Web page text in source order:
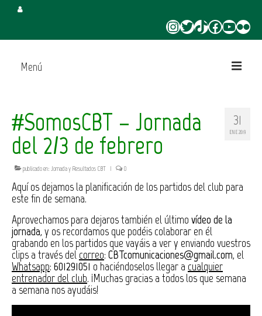
Instagram
Twitter
TikTokFacebook
YouTube
Flickr
Menú
Juega en CBT
Campus de Verano
Torneo 3×3 Verano
31
ENE 2019
#SomosCBT – Jornada
del 2/3 de febrero
publicado en: Jornada y Resultados CBT | 0
Aquí os dejamos la planificación de los partidos del club para
este fin de semana.
Aprovechamos para dejaros también el último vídeo de la
jornada, y os recordamos que podéis colaborar en él
grabando en los partidos que vayáis a ver y enviando vuestros
clips a través del correo: CBTcomunicaciones@gmail.com, el
Whatsapp: 601291051 o haciéndoselos llegar a cualquier
entrenador del club. ¡Muchas gracias a todos los que semana
a semana nos ayudáis!